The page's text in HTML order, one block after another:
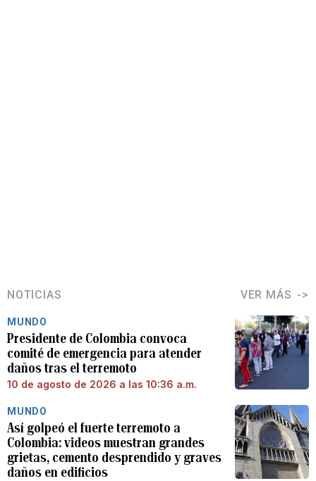
NOTICIAS VER MÁS
MUNDO
Presidente de Colombia convoca
comité de emergencia para atender
daños tras el terremoto
10 de agosto de 2026 a las 10:36 a.m.
MUNDO
Así golpeó el fuerte terremoto a
Colombia: videos muestran grandes
grietas, cemento desprendido y graves
daños en edificios